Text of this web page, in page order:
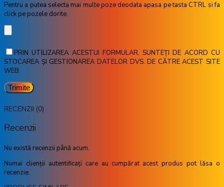
Pentru a putea selecta mai multe poze deodata apasa pe tasta CTRL si fa
click pe pozele dorite.
PRIN UTILIZAREA ACESTUI FORMULAR, SUNTEȚI DE ACORD CU
STOCAREA ȘI GESTIONAREA DATELOR DVS. DE CĂTRE ACEST SITE
WEB.
RECENZII (0)
Recenzii
Nu există recenzii până acum.
Numai clienții autentificați care au cumpărat acest produs pot lăsa o
recenzie.